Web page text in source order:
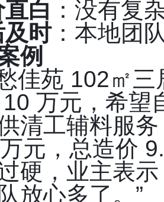
白 ：没有复
时：本地团
例
佳苑 102㎡
万元，希望
清工辅料服
元，总造价
硬，业主表
放心多了。”